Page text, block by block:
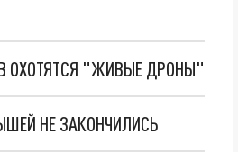
ОХОТЯТСЯ "ЖИВЫЕ ДРОНЫ"
НЕ ЗАКОНЧИЛИСЬ